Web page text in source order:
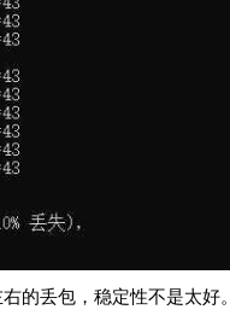
的丢包，稳定性不是太好。